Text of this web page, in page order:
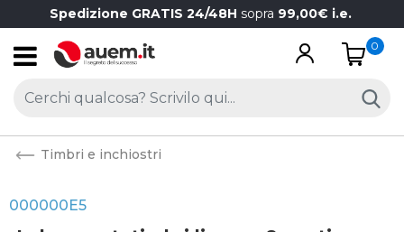
Spedizione GRATIS 24/48H sopra 99,00€ i.e.
Open
0
Timbri e inchiostri
000000E5